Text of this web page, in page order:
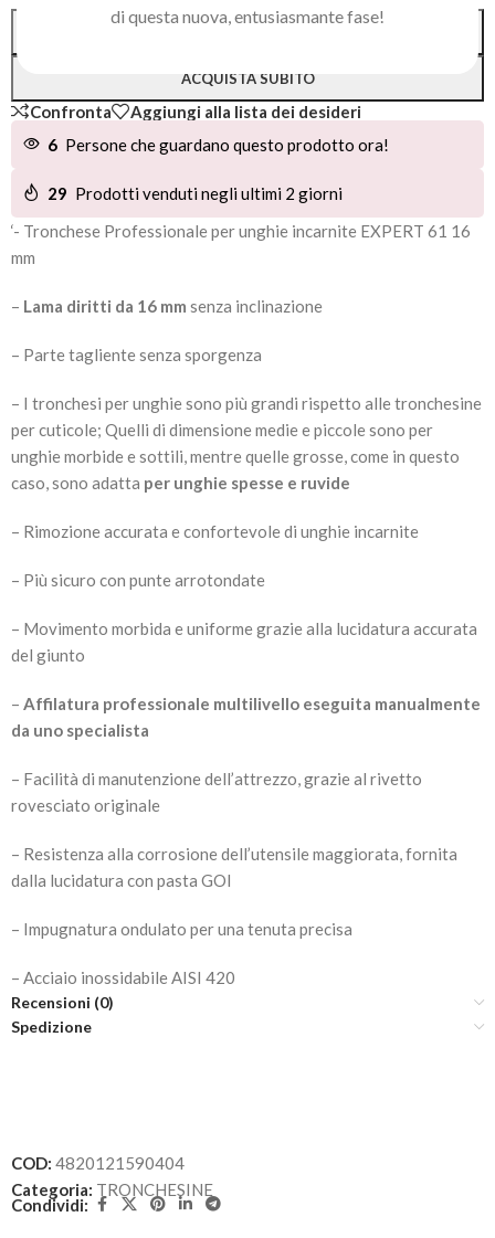
di questa nuova, entusiasmante fase!
ACQUISTA SUBITO
Confronta
Aggiungi alla lista dei desideri
6 Persone che guardano questo prodotto ora!
29 Prodotti venduti negli ultimi 2 giorni
‘- Tronchese Professionale per unghie incarnite EXPERT 61 16
mm
– Lama diritti da 16 mm senza inclinazione
– Parte tagliente senza sporgenza
– I tronchesi per unghie sono più grandi rispetto alle tronchesine
per cuticole; Quelli di dimensione medie e piccole sono per
unghie morbide e sottili, mentre quelle grosse, come in questo
caso, sono adatta per unghie spesse e ruvide
– Rimozione accurata e confortevole di unghie incarnite
– Più sicuro con punte arrotondate
– Movimento morbida e uniforme grazie alla lucidatura accurata
del giunto
– Affilatura professionale multilivello eseguita manualmente
da uno specialista
– Facilità di manutenzione dell’attrezzo, grazie al rivetto
rovesciato originale
– Resistenza alla corrosione dell’utensile maggiorata, fornita
dalla lucidatura con pasta GOI
– Impugnatura ondulato per una tenuta precisa
– Acciaio inossidabile AISI 420
Recensioni (0)
Spedizione
COD: 4820121590404
Categoria: TRONCHESINE
Condividi: